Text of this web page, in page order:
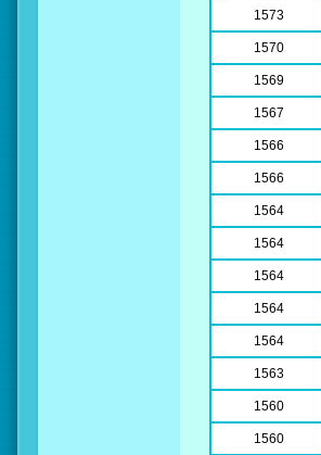
1573
1570
1569
1567
1566
1566
1564
1564
1564
1564
1564
1563
1560
1560